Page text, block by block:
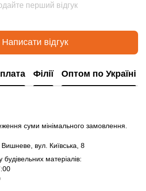
перший відгук
Написати відгук
Філії Оптом по Україні
суми мінімального замовлення.
Вишневе, вул. Київська, 8
матеріалів: